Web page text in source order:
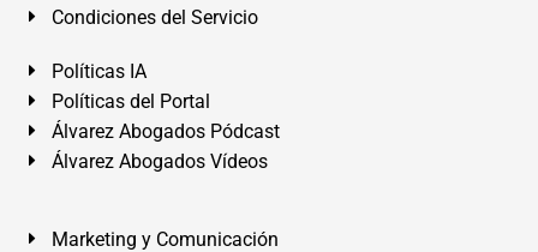
Condiciones del Servicio
Políticas IA
Políticas del Portal
Álvarez Abogados Pódcast
Álvarez Abogados Vídeos
Marketing y Comunicación